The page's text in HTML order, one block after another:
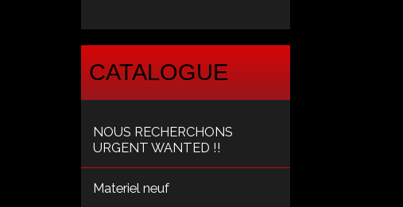
CATALOGUE
NOUS RECHERCHONS
URGENT WANTED !!
Materiel neuf